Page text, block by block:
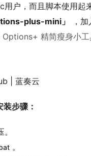
用户，而且脚本使用
plus-mini 」 ，
蓝奏云
步骤：
。